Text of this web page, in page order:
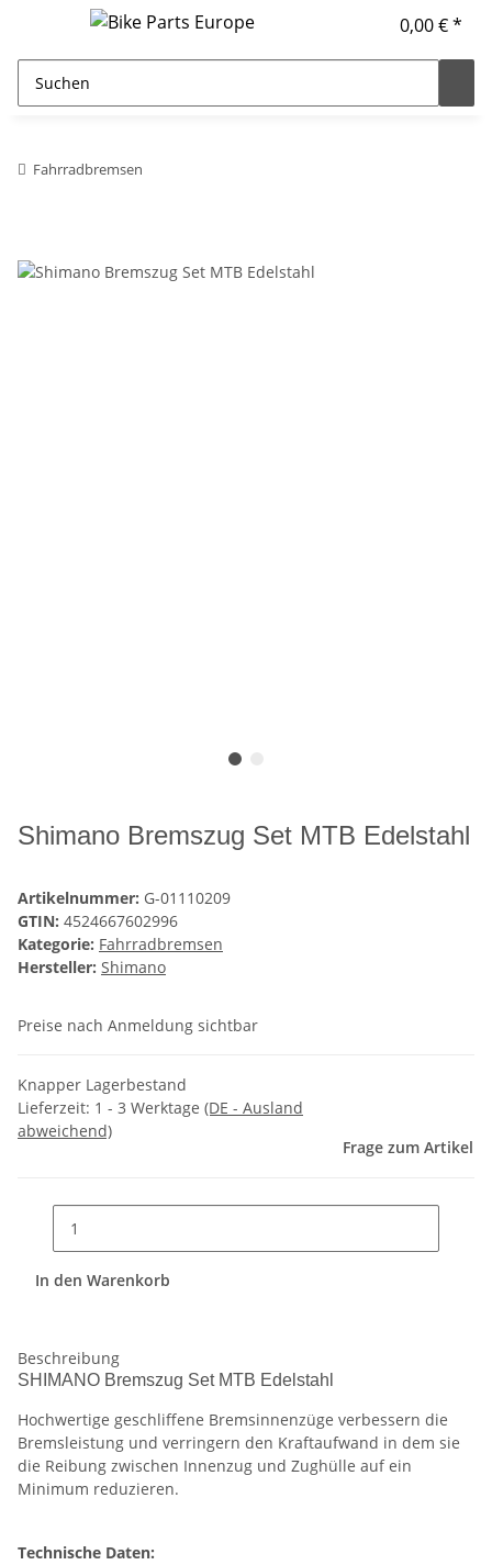
0,00 € *
Fahrradbremsen
Shimano Bremszug Set MTB Edelstahl
Artikelnummer: G-01110209
GTIN: 4524667602996
Kategorie: Fahrradbremsen
Hersteller: Shimano
Preise nach Anmeldung sichtbar
Knapper Lagerbestand
Lieferzeit: 1 - 3 Werktage (DE - Ausland
abweichend)
Frage zum Artikel
In den Warenkorb
Beschreibung
SHIMANO Bremszug Set MTB Edelstahl
Hochwertige geschliffene Bremsinnenzüge verbessern die
Bremsleistung und verringern den Kraftaufwand in dem sie
die Reibung zwischen Innenzug und Zughülle auf ein
Minimum reduzieren.
Technische Daten: